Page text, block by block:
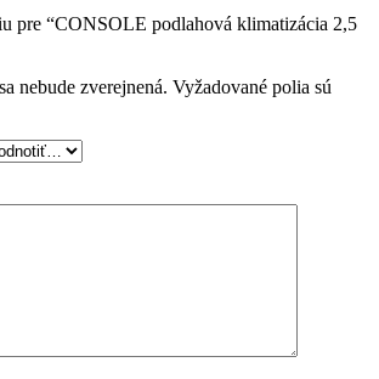
pre “CONSOLE podlahová klimatizácia 2,5
nebude zverejnená. Vyžadované polia sú